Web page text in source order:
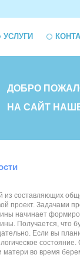
УСЛУГИ
ДОБРО
НА САЙТ
из составляющих
проект. Задачами
начинает
Получается, что
Если вы
матери во время